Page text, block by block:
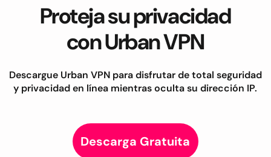
Proteja su privacidad
con Urban VPN
Descargue Urban VPN para disfrutar de total seguridad
y privacidad en línea mientras oculta su dirección IP.
Descarga Gratuita